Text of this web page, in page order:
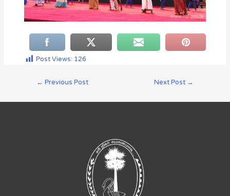
Post Views: 126
← Previous Post Next Post →